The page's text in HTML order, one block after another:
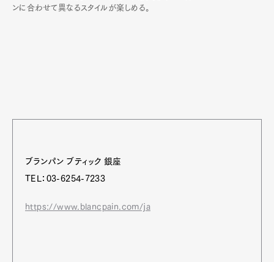
ンに合わせて異なるスタイルが楽しめる。
ブランパン ブティック 銀座
TEL：03-6254-7233
https://www.blancpain.com/ja